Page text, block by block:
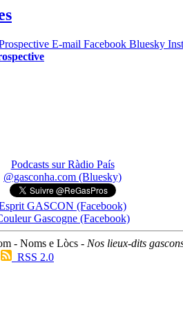
Podcasts sur Ràdio País
@gasconha.com (Bluesky)
GASCON (Facebook)
Gascogne (Facebook)
- Noms e Lòcs - Nos lieux-dits
RSS 2.0